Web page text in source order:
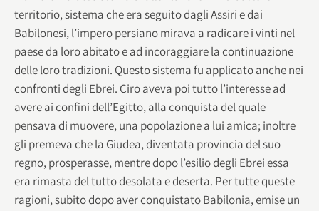
territorio, sistema che era seguito dagli Assiri e dai
Babilonesi, l’impero persiano mirava a radicare i vinti nel
paese da loro abitato e ad incoraggiare la continuazione
delle loro tradizioni. Questo sistema fu applicato anche nei
confronti degli Ebrei. Ciro aveva poi tutto l’interesse ad
avere ai confini dell’Egitto, alla conquista del quale
pensava di muovere, una popolazione a lui amica; inoltre
gli premeva che la Giudea, diventata provincia del suo
regno, prosperasse, mentre dopo l’esilio degli Ebrei essa
era rimasta del tutto desolata e deserta. Per tutte queste
ragioni, subito dopo aver conquistato Babilonia, emise un